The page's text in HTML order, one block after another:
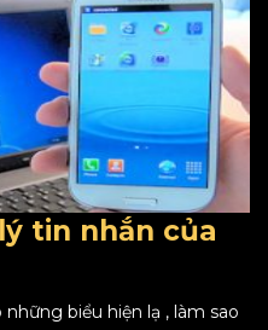
tin nhắn của
biểu hiện lạ , làm sao